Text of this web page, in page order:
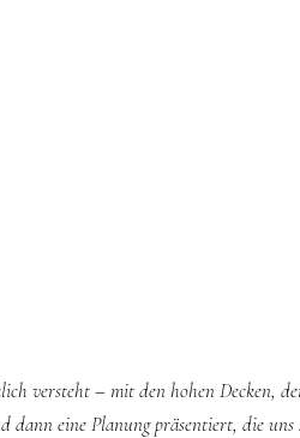
versteht – mit den hohen Decken,
dann eine Planung präsentiert, die